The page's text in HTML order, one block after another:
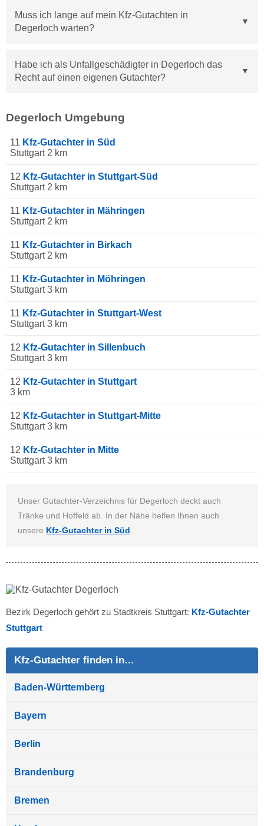
Muss ich lange auf mein Kfz-Gutachten in
Degerloch warten?
Habe ich als Unfallgeschädigter in Degerloch das
Recht auf einen eigenen Gutachter?
Degerloch Umgebung
11 Kfz-Gutachter in Süd
Stuttgart 2 km
12 Kfz-Gutachter in Stuttgart-Süd
Stuttgart 2 km
11 Kfz-Gutachter in Mähringen
Stuttgart 2 km
11 Kfz-Gutachter in Birkach
Stuttgart 2 km
11 Kfz-Gutachter in Möhringen
Stuttgart 3 km
11 Kfz-Gutachter in Stuttgart-West
Stuttgart 3 km
12 Kfz-Gutachter in Sillenbuch
Stuttgart 3 km
12 Kfz-Gutachter in Stuttgart
3 km
12 Kfz-Gutachter in Stuttgart-Mitte
Stuttgart 3 km
12 Kfz-Gutachter in Mitte
Stuttgart 3 km
Unser Gutachter-Verzeichnis für Degerloch deckt auch
Tränke und Hoffeld ab. In der Nähe helfen Ihnen auch
unsere Kfz-Gutachter in Süd
Bezirk Degerloch gehört zu Stadtkreis Stuttgart: Kfz-Gutachter
Stuttgart
Kfz-Gutachter finden in…
Baden-Württemberg
Bayern
Berlin
Brandenburg
Bremen